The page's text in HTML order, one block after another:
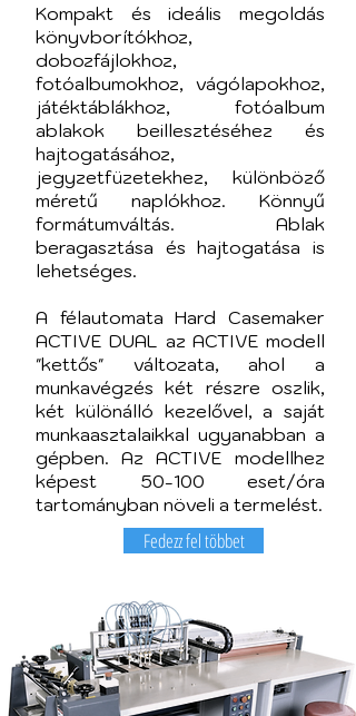
Kompakt és ideális megoldás
könyvborítókhoz,
dobozfájlokhoz,
fotóalbumokhoz, vágólapokhoz,
játéktáblákhoz, fotóalbum
ablakok beillesztéséhez és
hajtogatásához,
jegyzetfüzetekhez, különböző
méretű naplókhoz. Könnyű
formátumváltás. Ablak
beragasztása és hajtogatása is
lehetséges.
A félautomata Hard Casemaker
ACTIVE DUAL az ACTIVE modell
"kettős" változata, ahol a
munkavégzés két részre oszlik,
két különálló kezelővel, a saját
munkaasztalaikkal ugyanabban a
gépben. Az ACTIVE modellhez
képest 50-100 eset/óra
tartományban növeli a termelést.
Fedezz fel többet